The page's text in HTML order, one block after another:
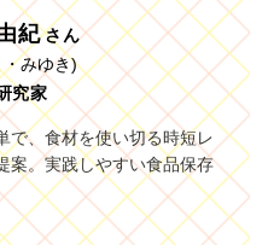
紀 さん
みゆき)
究家
で、食材を使い切る時短レ
案。実践しやすい食品保存